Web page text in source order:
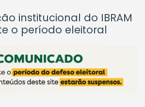
institucional do IBRAM
o período eleitoral